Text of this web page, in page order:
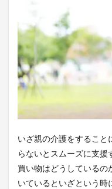
いざ親の介護をすること
らないとスムーズに支
買い物はどうしているの
いているといざという時